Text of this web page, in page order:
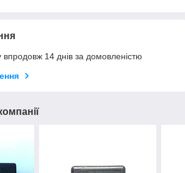
14 днів за домовленістю